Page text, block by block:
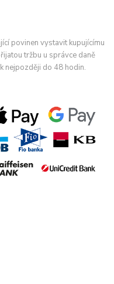
povinen vystavit kupujícímu
tržbu u správce daně
nejpozději do 48 hodin.